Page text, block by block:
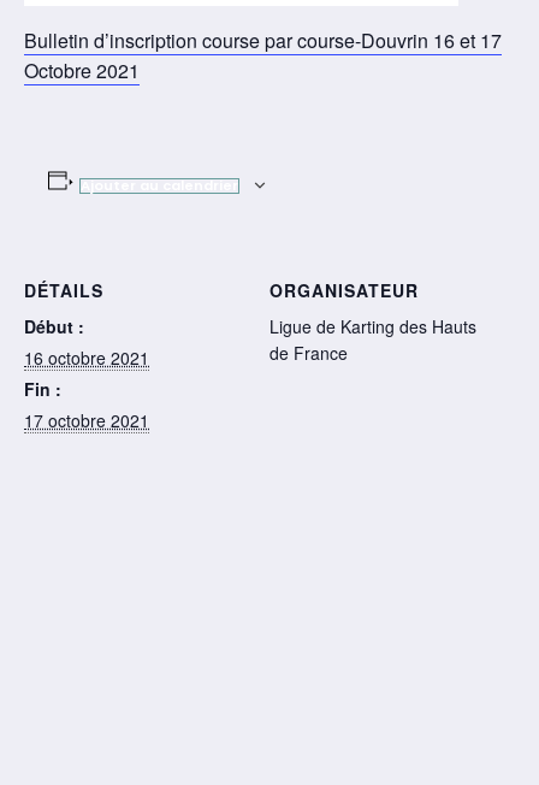
Bulletin d’inscription course par course-Douvrin 16 et 17
Octobre 2021
Ajouter au calendrier
DÉTAILS
Début :
16 octobre 2021
Fin :
17 octobre 2021
ORGANISATEUR
Ligue de Karting des Hauts
de France